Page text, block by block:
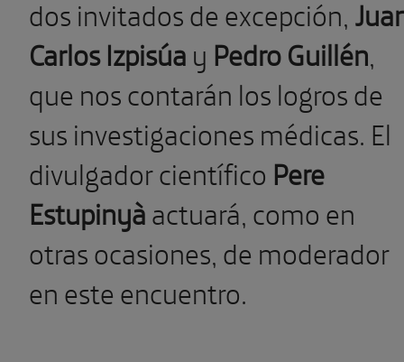
dos invitados de excepción,
Carlos Izpisúay Pedro Guillén,
que nos contarán los logros de
sus investigaciones médicas. El
divulgador científico Pere
Estupinyàactuará, como en
otras ocasiones, de moderador
en este encuentro.